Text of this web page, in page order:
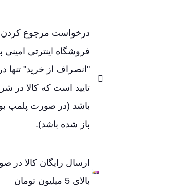
درخواست مرجوع کردن
فروشگاه اینترتی امینی
"انصراف از خرید" تنها
تایید است که کالا در
باشد (در صورت پلمپ
باز شده باشد).
ارسال رایگان کالا در
بالای 5 میلیون تومان